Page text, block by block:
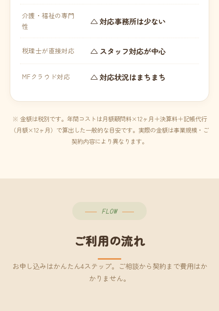
介護・福祉の専門
性
△ 対応事務所は少ない
税理士が直接対応 △ スタッフ対応が中心
MFクラウド対応 △ 対応状況はまちまち
※ 金額は税別です。年間コストは月額顧問料×12ヶ月＋決算料＋記帳代行
（月額×12ヶ月）で算出した一般的な目安です。実際の金額は事業規模・ご
契約内容により異なります。
FLOW
ご利用の流れ
お申し込みはかんたん4ステップ。ご相談から契約まで費用はか
かりません。